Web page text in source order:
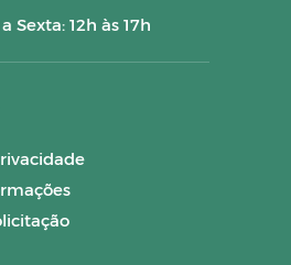
Sexta: 12h às 17h